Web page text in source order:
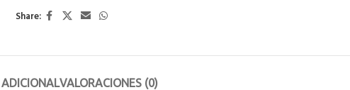
Share:
VALORACIONES (0)